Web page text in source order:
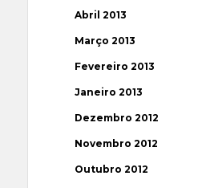
Abril 2013
Março 2013
Fevereiro 2013
Janeiro 2013
Dezembro 2012
Novembro 2012
Outubro 2012